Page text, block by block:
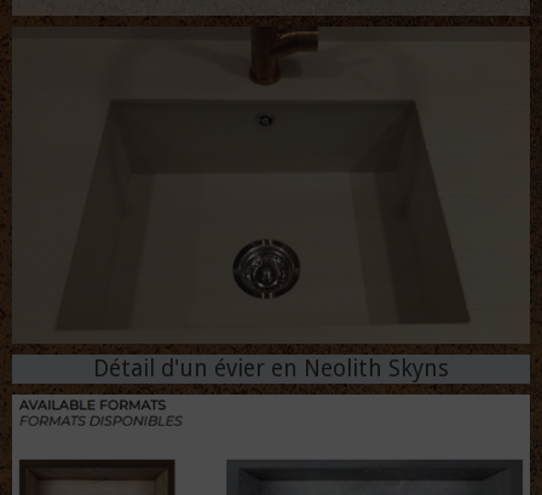
Détail d'un évier en Neolith Skyns